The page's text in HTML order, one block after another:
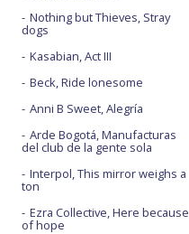
Nothing but Thieves, Stray
dogs
Kasabian, Act III
Beck, Ride lonesome
Anni B Sweet, Alegría
Arde Bogotá, Manufacturas
del club de la gente sola
Interpol, This mirror weighs a
ton
Ezra Collective, Here because
of hope